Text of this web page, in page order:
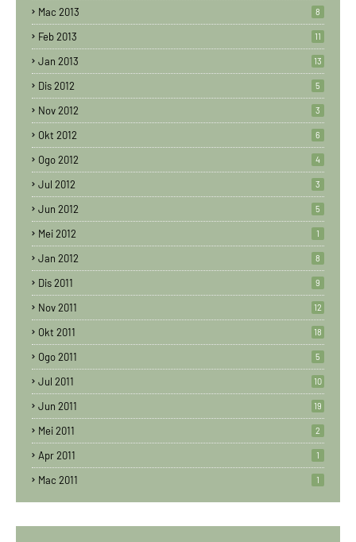
Mac 2013 8
Feb 2013 11
Jan 2013 13
Dis 2012 5
Nov 2012 3
Okt 2012 6
Ogo 2012 4
Jul 2012 3
Jun 2012 5
Mei 2012 1
Jan 2012 8
Dis 2011 9
Nov 2011 12
Okt 2011 18
Ogo 2011 5
Jul 2011 10
Jun 2011 19
Mei 2011 2
Apr 2011 1
Mac 2011 1